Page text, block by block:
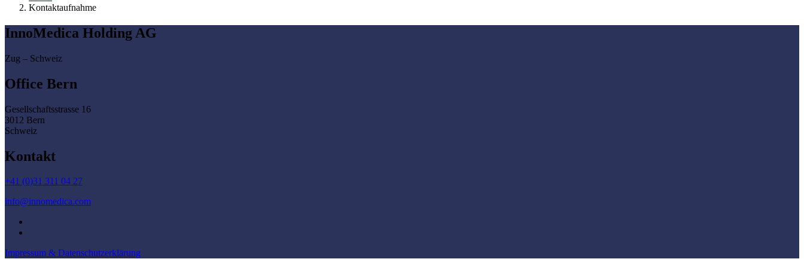
Kontaktaufnahme
InnoMedica Holding AG
Zug – Schweiz
Office Bern
Gesellschaftsstrasse 16
3012 Bern
Schweiz
Kontakt
+41 (0)31 311 04 27
info@innomedica.com
Impressum & Datenschutzerklärung